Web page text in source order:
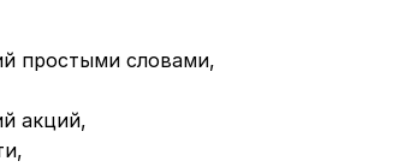
простыми словами,
акций,